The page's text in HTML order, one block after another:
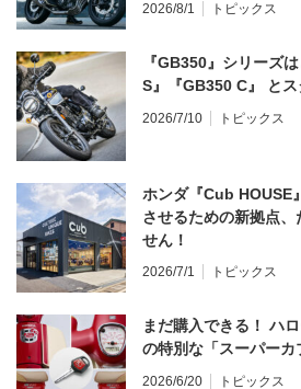
2026/8/1 トピックス
『GB350』シリーズ
S』『GB350 C』 と
2026/7/10 トピックス
ホンダ『Cub HOUSE
させるための新拠点
せん！
2026/7/1 トピックス
まだ購入できる！ ハ
の特別な「スーパーカ
2026/6/20 トピックス